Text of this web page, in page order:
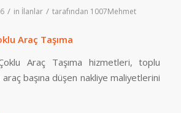
/ in İlanlar / tarafından 1007Mehmet
Araç Taşıma
Araç Taşıma hizmetleri, toplu
araç başına düşen nakliye maliyetlerini